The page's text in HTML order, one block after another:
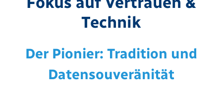
Technik
Der Pionier: Tradition und
Datensouveränität